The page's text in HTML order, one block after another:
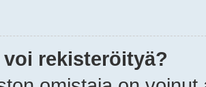
voi rekisteröityä?